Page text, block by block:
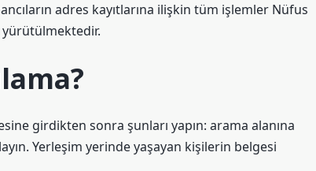
adres kayıtlarına ilişkin tüm işlemler Nüfus
girdikten sonra şunları yapın: arama alanına
Yerleşim yerinde yaşayan kişilerin belgesi